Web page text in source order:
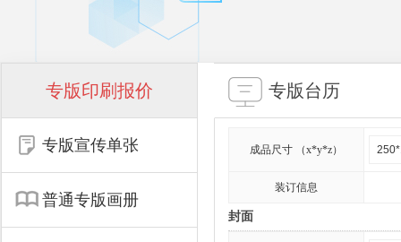
专版印刷报价
专版宣传单张
普通专版画册
专版台历
成品尺寸 （x*y*z）
装订信息
封面